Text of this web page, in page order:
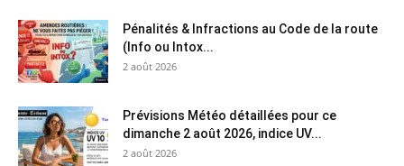
Pénalités & Infractions au Code de la route
(Info ou Intox...
2 août 2026
Prévisions Météo détaillées pour ce
dimanche 2 août 2026, indice UV...
2 août 2026